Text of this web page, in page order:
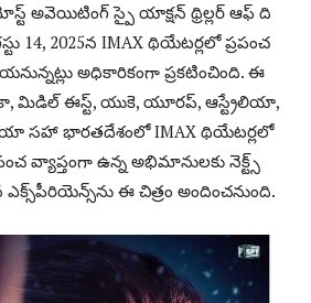
అవెయిటింగ్ స్పై యాక్షన్ థ్రిల్లర్‌ ఆఫ్ ది
14, 2025న IMAX థియేటర్లలో ప్రపంచ
అధికారికంగా ప్రకటించింది. ఈ
మిడిల్ ఈస్ట్, యుకె, యూరప్, ఆస్ట్రేలియా,
సహా భారతదేశంలో IMAX థియేటర్లలో
వ్యాప్తంగా ఉన్న అభిమానులకు నెక్ట్స్
ఈ చిత్రం అందించనుంది.